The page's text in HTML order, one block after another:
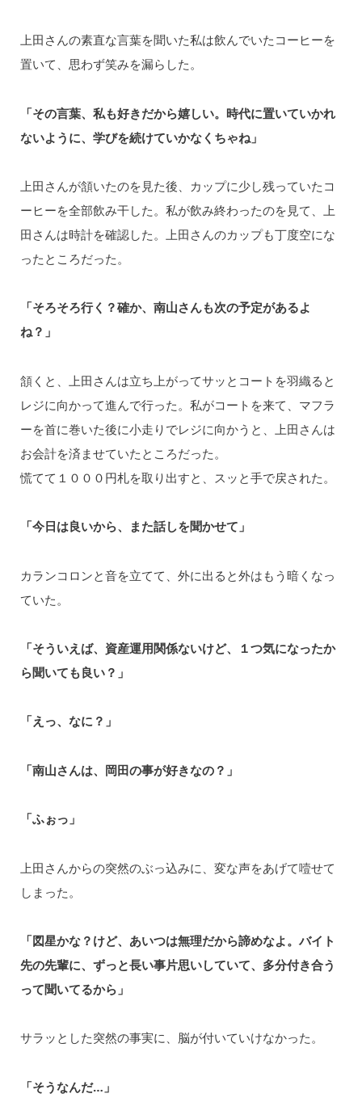
上田さんの素直な言葉を聞いた私は飲んでいたコーヒーを
置いて、思わず笑みを漏らした。
「その言葉、私も好きだから嬉しい。時代に置いていかれ
ないように、学びを続けていかなくちゃね」
上田さんが頷いたのを見た後、カップに少し残っていたコ
ーヒーを全部飲み干した。私が飲み終わったのを見て、上
田さんは時計を確認した。上田さんのカップも丁度空にな
ったところだった。
「そろそろ行く？確か、南山さんも次の予定があるよ
ね？」
頷くと、上田さんは立ち上がってサッとコートを羽織ると
レジに向かって進んで行った。私がコートを来て、マフラ
ーを首に巻いた後に小走りでレジに向かうと、上田さんは
お会計を済ませていたところだった。
慌てて１０００円札を取り出すと、スッと手で戻された。
「今日は良いから、また話しを聞かせて」
カランコロンと音を立てて、外に出ると外はもう暗くなっ
ていた。
「そういえば、資産運用関係ないけど、１つ気になったか
ら聞いても良い？」
「えっ、なに？」
「南山さんは、岡田の事が好きなの？」
「ふぉっ」
上田さんからの突然のぶっ込みに、変な声をあげて噎せて
しまった。
「図星かな？けど、あいつは無理だから諦めなよ。バイト
先の先輩に、ずっと長い事片思いしていて、多分付き合う
って聞いてるから」
サラッとした突然の事実に、脳が付いていけなかった。
「そうなんだ…」